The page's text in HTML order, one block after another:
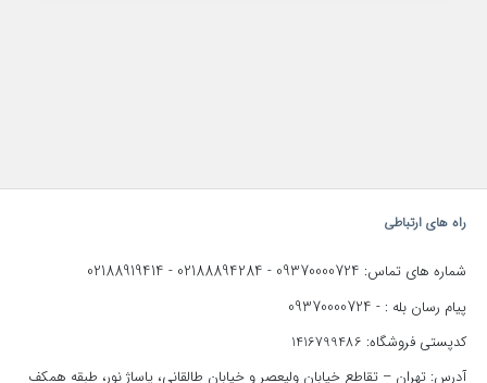
راه های ارتباطی
شماره های تماس: 09370000724
-
02188894284
-
02188919414
پیام رسان بله : - 09370000724
کدپستی فروشگاه: 1416799486
آدرس: تهران – تقاطع خیابان ولیعصر و خیابان طالقانی، پاساژ نور، طبقه همکف